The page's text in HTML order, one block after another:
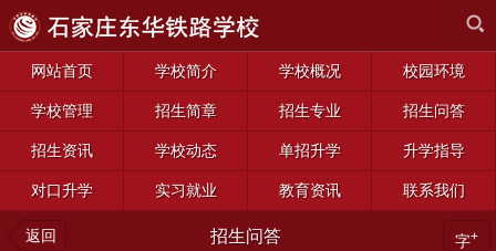
网站首页 学校简介 学校概况 校园环境
学校管理 招生简章 招生专业 招生问答
招生资讯 学校动态 单招升学 升学指导
对口升学 实习就业 教育资讯 联系我们
返回 招生问答 字+